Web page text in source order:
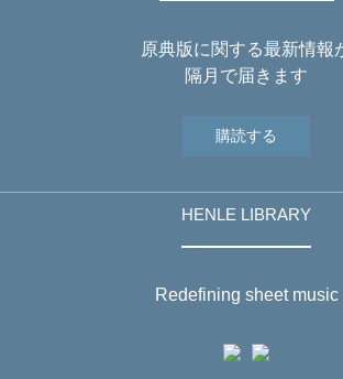
原典版に関する最新情報
隔月で届きます
購読する
HENLE LIBRARY
Redefining sheet music